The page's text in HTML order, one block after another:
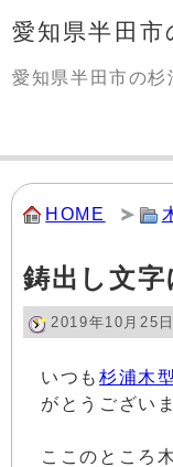
愛知県半田
愛知県半田市の杉
HOME
鋳出し文
2019年10月25日
いつも杉浦木
がとうござい
ここのところ